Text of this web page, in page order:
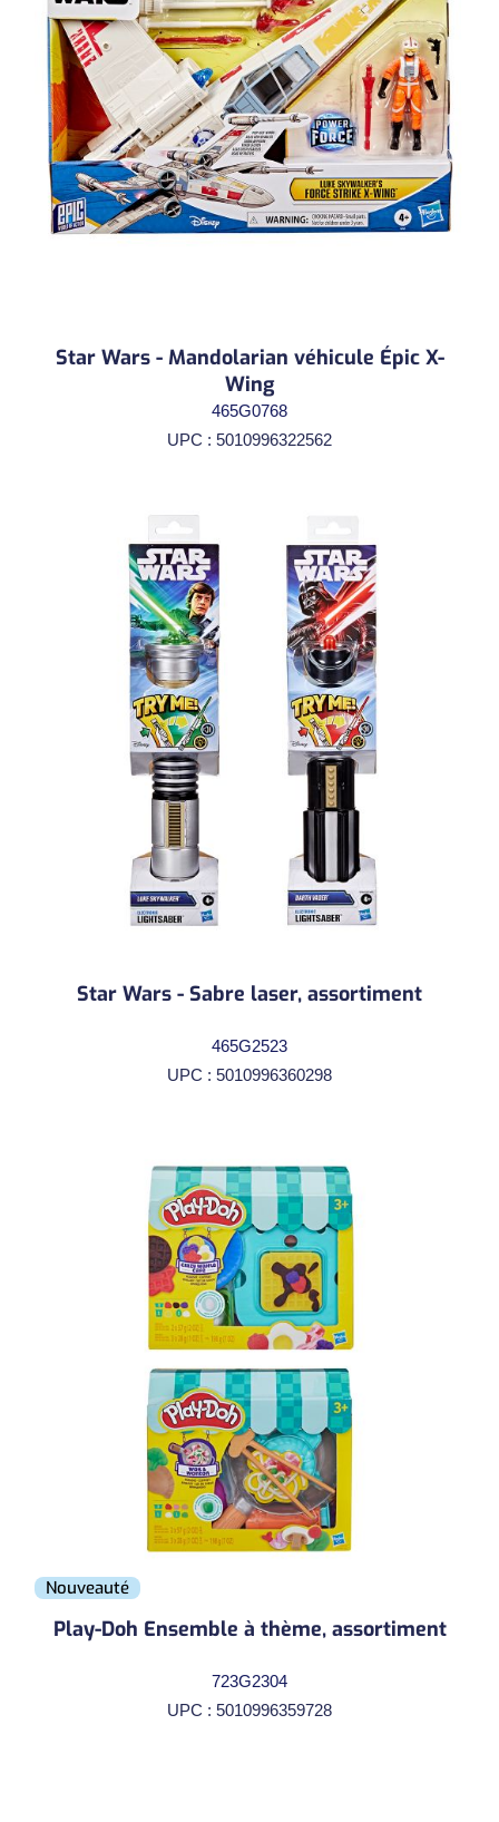
Star Wars - Mandolarian véhicule Épic X-
Wing
465G0768
UPC : 5010996322562
Star Wars - Sabre laser, assortiment
465G2523
UPC : 5010996360298
Nouveauté
Play-Doh Ensemble à thème, assortiment
723G2304
UPC : 5010996359728